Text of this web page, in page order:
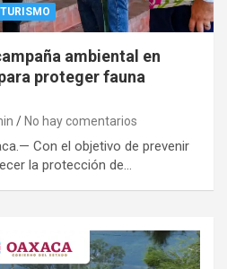
TURISMO
ambiental en
proteger fauna
No hay comentarios
Con el objetivo de prevenir
la protección de…